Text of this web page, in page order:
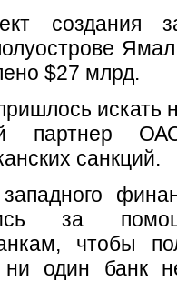
создания
$27 млрд.
искать
партнер
санкций.
за
чтобы
один банк